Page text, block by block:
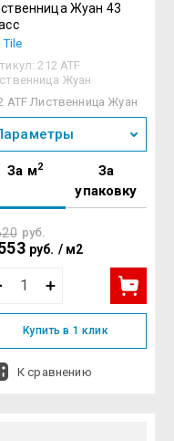
Жуан 43
Tile
212 ATF
Жуан
ATF Лиственница Жуан
За м2
За
упаковку
руб.
руб. / м2
Купить в 1 клик
К сравнению